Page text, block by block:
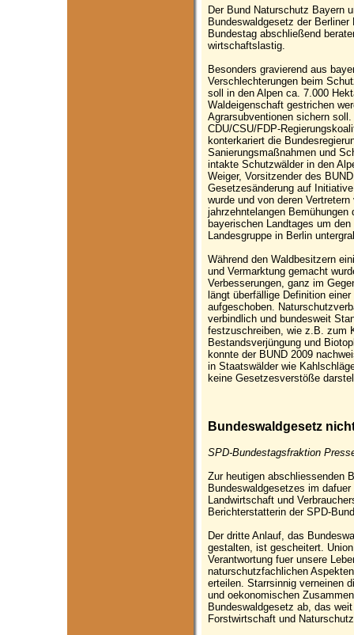
Der Bund Naturschutz Bayern
Bundeswaldgesetz der
Bundestag abschließend
wirtschaftslastig.
Besonders gravierend aus
Verschlechterungen beim
soll in den Alpen ca. 7.000
Waldeigenschaft gestrichen
Agrarsubventionen sichern
CDU/CSU/FDP-
konterkariert die
Sanierungsmaßnahmen und
intakte Schutzwälder in den
Weiger, Vorsitzender des
Gesetzesänderung auf
wurde und von deren
jahrzehntelangen
bayerischen Landtages um
Landesgruppe in Berlin
Während den Waldbesitzern
und Vermarktung gemacht
Verbesserungen, ganz im
längt überfällige Definition
aufgeschoben.
verbindlich und bundesweit
festzuschreiben, wie z.B. zum
Bestandsverjüngung und
konnte der BUND 2009
in Staatswälder wie
keine Gesetzesverstöße
Bundeswaldgesetz
SPD-Bundestagsfraktion
Zur heutigen abschliessenden
Bundeswaldgesetzes im
Landwirtschaft und
Berichterstatterin der SPD-
Der dritte Anlauf, das
gestalten, ist gescheitert.
Verantwortung fuer unsere
naturschutzfachlichen
erteilen. Starrsinnig verneinen
und oekonomischen
Bundeswaldgesetz ab, das
Forstwirtschaft und